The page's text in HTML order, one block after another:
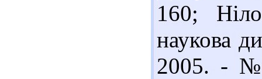
160;
наукова
2005. -